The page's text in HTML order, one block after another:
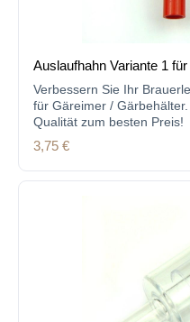
Auslaufhahn Variante 1
Verbessern Sie Ihr
für Gäreimer /
Qualität zum besten Preis!
Regulärer Preis:
3,75 €